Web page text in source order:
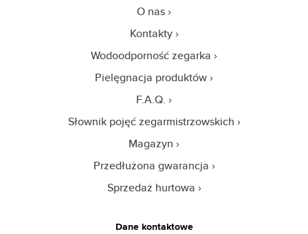
O nas
Kontakty
Wodoodporność zegarka
Pielęgnacja produktów
F.A.Q.
Słownik pojęć zegarmistrzowskich
Magazyn
Przedłużona gwarancja
Sprzedaż hurtowa
Dane kontaktowe